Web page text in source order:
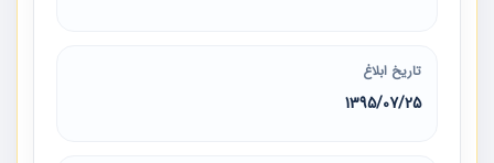
تاریخ ابلاغ
1395/07/25